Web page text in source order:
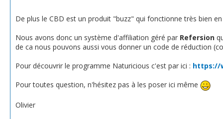
De plus le CBD est un produit "buzz" qui fonctionne très bien
Nous avons donc un système d'affiliation géré par Refersion
de ca nous pouvons aussi vous donner un code de réduction
Pour découvrir le programme Naturicious c'est par ici : https://
Pour toutes question, n'hésitez pas à les poser ici même
Olivier